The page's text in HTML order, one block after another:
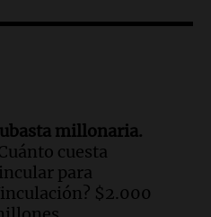
40 años muere en
Ruta 321 cerca de
millonaria.
cuesta
para
$2.000